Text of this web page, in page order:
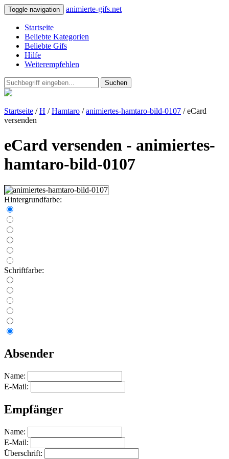
Toggle navigation animierte-gifs.net
Startseite
Beliebte Kategorien
Beliebte Gifs
Hilfe
Weiterempfehlen
Suchen
Startseite /H /Hamtaro /animiertes-hamtaro-bild-0107 / eCard
versenden
eCard versenden - animiertes-
hamtaro-bild-0107
Hintergrundfarbe:
Schriftfarbe:
Absender
Name:
E-Mail:
Empfänger
Name:
E-Mail:
Überschrift: